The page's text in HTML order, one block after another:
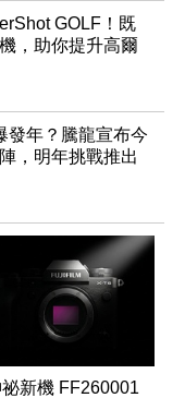
GOLF！既
，助你提升高爾
發年？騰龍宣布今
，明年挑戰推出
新機 FF260001